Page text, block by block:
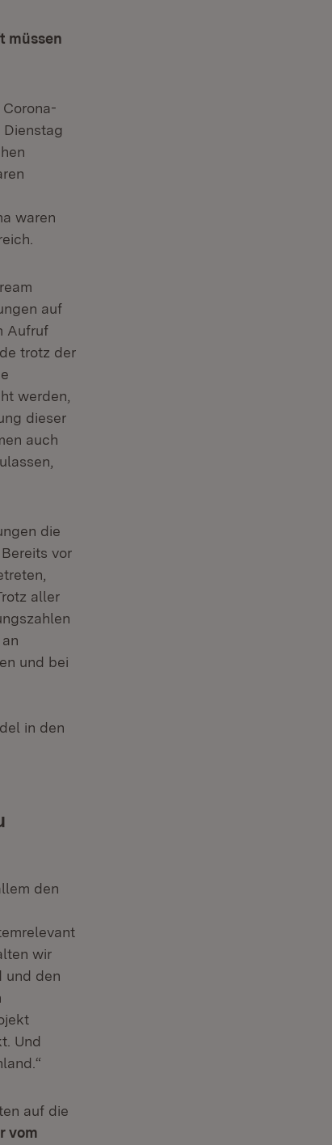
müssen
Dienstag
waren
auf
Aufruf
trotz der
werden,
dieser
auch
die
. Bereits vor
aller
und bei
in den
den
wir
und den
Und
auf die
vom